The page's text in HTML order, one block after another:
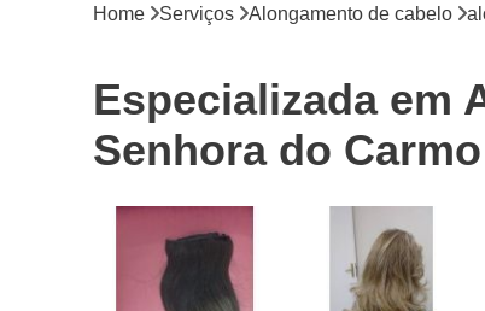
Home Serviços Alongamento de cabelo
Especializada em
Senhora do Carmo